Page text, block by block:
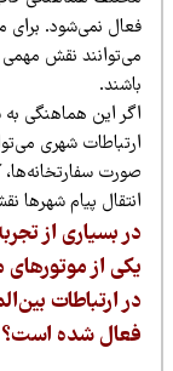
نمی‌شود. برای مثال
نقش مهمی در
این هماهنگی به شکل
شهری می‌تواند به
سفارتخانه‌ها،
پیام شهرها نقش
بسیاری از
از موتورهای
ارتباطات
شده است؟